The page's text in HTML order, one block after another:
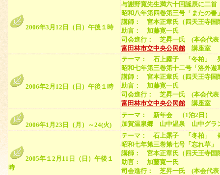
2006年3月12日（日）午後１時
与謝野寛先生満六十回誕辰に二首
昭和八年第四巻第三号「また
講師： 宮本正章氏（四天王寺国
助言： 加藤寛一氏
司会進行： 芝昇一氏 (本会代表
富田林市立中央公民館 講座室 （
2006年2月12日（日）午後１時
テーマ： 石上露子 「冬柏」
昭和七年第三巻第十二号「洛
講師： 宮本正章氏（四天王寺国
助言： 加藤寛一氏
司会進行： 芝昇一氏 (本会代表
富田林市立中央公民館 講座室 （
2006年1月23日（月）～24(火)
テーマ： 新年会 （1泊2日）
加賀温泉郷 山中温泉 山中グラ
2005年１2月11日（日）午後１
時
テーマ： 石上露子 「冬柏」
昭和七年第三巻第七号「忘れ
講師： 宮本正章氏（四天王寺国
助言： 加藤寛一氏
司会進行： 芝昇一氏 (本会代表